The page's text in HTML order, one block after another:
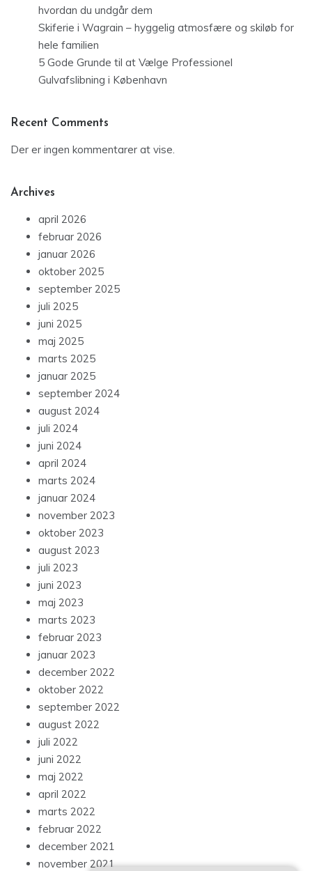
hvordan du undgår dem
Skiferie i Wagrain – hyggelig atmosfære og skiløb for
hele familien
5 Gode Grunde til at Vælge Professionel
Gulvafslibning i København
Recent Comments
Der er ingen kommentarer at vise.
Archives
april 2026
februar 2026
januar 2026
oktober 2025
september 2025
juli 2025
juni 2025
maj 2025
marts 2025
januar 2025
september 2024
august 2024
juli 2024
juni 2024
april 2024
marts 2024
januar 2024
november 2023
oktober 2023
august 2023
juli 2023
juni 2023
maj 2023
marts 2023
februar 2023
januar 2023
december 2022
oktober 2022
september 2022
august 2022
juli 2022
juni 2022
maj 2022
april 2022
marts 2022
februar 2022
december 2021
november 2021